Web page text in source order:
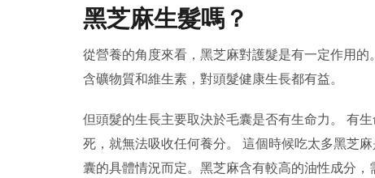
黑芝麻生髮嗎？
從營養的角度來看，黑芝麻對護髮是有一定作用
含礦物質和維生素，對頭髮健康生長都有益。
但頭髮的生長主要取決於毛囊是否有生命力。 有
死，就無法吸收任何養分。 這個時候吃太多黑芝
囊的具體情況而定。黑芝麻含有較高的油性成分，